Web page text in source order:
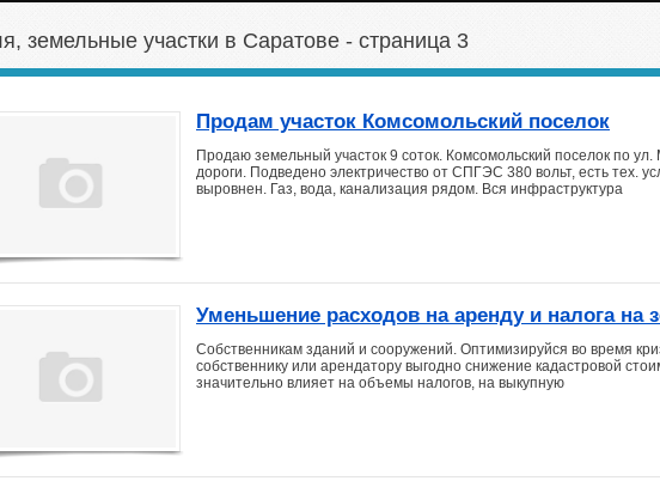
земельные участки в Саратове - страница 3
Продам участок Комсомольский поселок
Продаю земельный участок 9 соток. Комсомольский поселок по
дороги. Подведено электричество от СПГЭС 380 вольт, есть тех.
выровнен. Газ, вода, канализация рядом. Вся инфраструктура
Уменьшение расходов на аренду и налога на
Собственникам зданий и сооружений. Оптимизируйся во время
собственнику или арендатору выгодно снижение кадастровой
значительно влияет на объемы налогов, на выкупную